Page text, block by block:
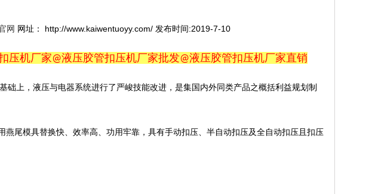
网 网址： http://www.kaiwentuoyy.com/ 发布时间:2019-7-10
压机厂家@液压胶管扣压机厂家批发@液压胶管扣压机厂家直销
础上，液压与电器系统进行了严峻技能改进，是集国内外同类产品之概括利益规划制
尾模具替换快、效率高、功用牢靠，具有手动扣压、半自动扣压及全自动扣压且扣压